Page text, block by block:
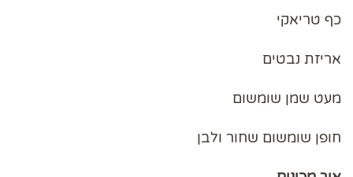
כף טריאקי
אריזת נבטים
מעט שמן שומשום
חופן שומשום שחור ולבן